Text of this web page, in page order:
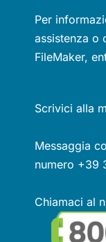
Per
assistenza o
FileMaker,
Scrivici alla
Messaggia
numero +39
Chiamaci al